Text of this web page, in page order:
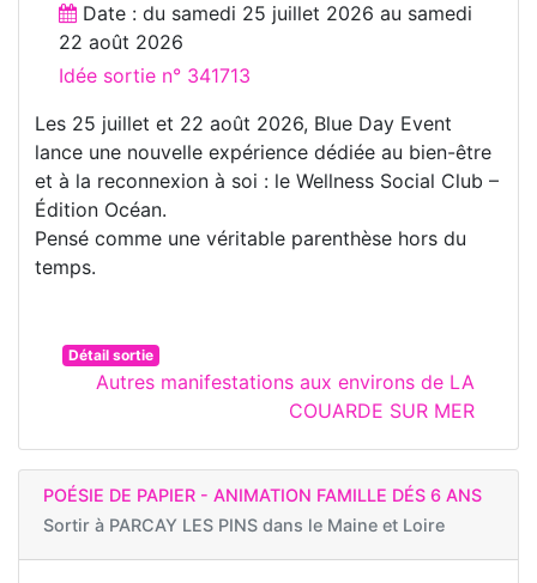
Date : du samedi 25 juillet 2026 au samedi
22 août 2026
Idée sortie n° 341713
Les 25 juillet et 22 août 2026, Blue Day Event
lance une nouvelle expérience dédiée au bien-être
et à la reconnexion à soi : le Wellness Social Club –
Édition Océan.
Pensé comme une véritable parenthèse hors du
temps.
Détail sortie
Autres manifestations aux environs de LA
COUARDE SUR MER
POÉSIE DE PAPIER - ANIMATION FAMILLE DÉS 6 ANS
Sortir à PARCAY LES PINS dans le Maine et Loire